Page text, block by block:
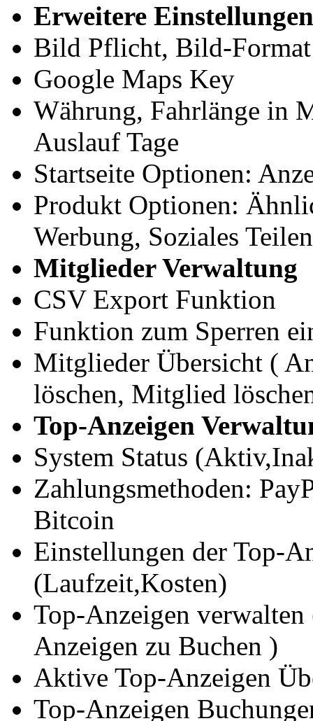
Erweitere Einstellungen
Bild Pflicht, Bild-
Google Maps Key
Währung, Fahrlänge in
Auslauf Tage
Startseite Optionen:
Produkt Optionen:
Werbung, Soziales Teilen
Mitglieder Verwaltung
CSV Export Funktion
Funktion zum Sperren
Mitglieder Übersicht (
löschen, Mitglied
Top-Anzeigen
System Status
Zahlungsmethoden:
Bitcoin
Einstellungen der Top-
(Laufzeit,Kosten)
Top-Anzeigen
Anzeigen zu Buchen )
Aktive Top-Anzeigen
Top-Anzeigen